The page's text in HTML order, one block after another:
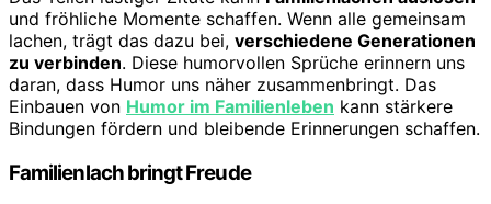
und fröhliche Momente schaffen. Wenn alle gemeinsam
lachen, trägt das dazu bei, verschiedene Generationen
zu verbinden. Diese humorvollen Sprüche erinnern uns
daran, dass Humor uns näher zusammenbringt. Das
Einbauen von Humor im Familienleben kann stärkere
Bindungen fördern und bleibende Erinnerungen schaffen.
Familienlach bringt Freude